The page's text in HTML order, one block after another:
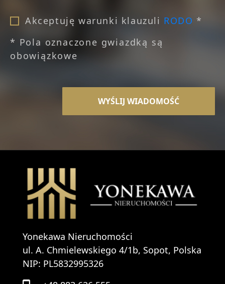
Akceptuję warunki klauzuli RODO *
* Pola oznaczone gwiazdką są
obowiązkowe
Yonekawa Nieruchomości
ul. A. Chmielewskiego 4/1b, Sopot, Polska
NIP: PL5832995326